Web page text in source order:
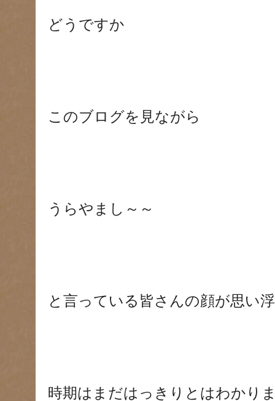
どうですか
このブログを見ながら
うらやまし～～
と言っている皆さんの顔が思い
時期はまだはっきりとはわかり